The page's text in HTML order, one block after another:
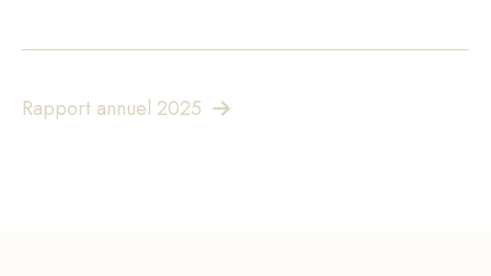
Rapport annuel 2025